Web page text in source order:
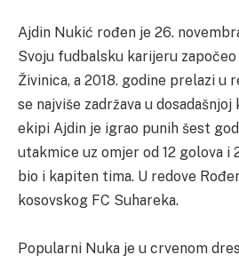
Ajdin Nukić rođen je 26.
Svoju fudbalsku karijeru
Živinica, a 2018. godine prelazi u
se najviše zadržava u
ekipi Ajdin je igrao punih šest
utakmice uz omjer od 12 golova i
bio i kapiten tima. U redove
kosovskog FC Suhareka.
Popularni Nuka je u crvenom